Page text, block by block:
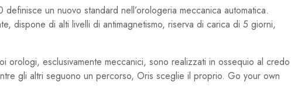
un nuovo standard nell’orologeria meccanica automatica.
dispone di alti livelli di antimagnetismo, riserva di carica di 5 giorni,
esclusivamente meccanici, sono realizzati in ossequio al credo
gli altri seguono un percorso, Oris sceglie il proprio. Go your own